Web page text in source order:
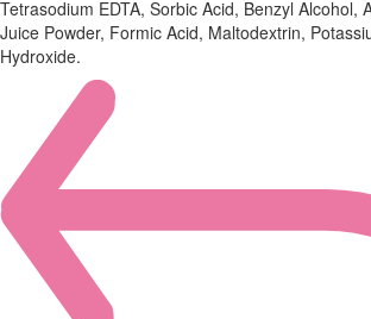
Tetrasodium EDTA, Sorbic Acid, Benzyl Alcohol,
Juice Powder, Formic Acid, Maltodextrin,
Hydroxide.